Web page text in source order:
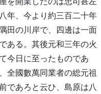
年、今より約三百二十年
田の川岸で、四邊は一面
ある。其後元和三年の火
今日に至ったものであ
全國數萬同業者の総元祖
であろと云ひ、島原は八